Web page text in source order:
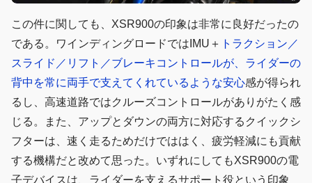
この件に関しても、XSR900の印象は非常に良好だったの
である。ワインディングロードではIMU＋ トラクション／
スライド／リフト／ブレーキコントロールが、ライダーの
背中を常に両手で支えてくれているような安心感が得られ
るし、高速道路ではクルーズコントロールがありがたく感
じる。また、アップとダウンの両方に対応するクイックシ
フターは、速く走るためだけでははく、疲労軽減にも貢献
する機構だと改めて思った。いずれにしてもXSR900の電
子デバイスは、ライダーを支えるサポート役という印象